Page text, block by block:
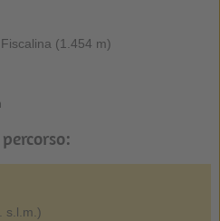
(1.454 m)
s.l.m.)